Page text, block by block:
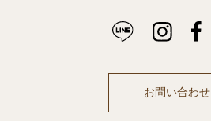
お問い合わせ